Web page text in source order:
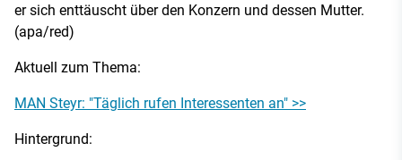
er sich enttäuscht über den Konzern und dessen Mutter.
(apa/red)
Aktuell zum Thema:
MAN Steyr: "Täglich rufen Interessenten an" >>
Hintergrund: